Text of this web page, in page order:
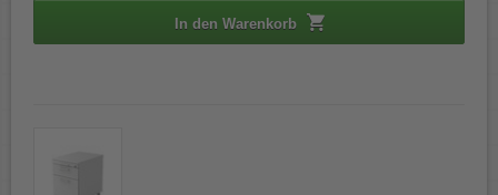
In den Warenkorb